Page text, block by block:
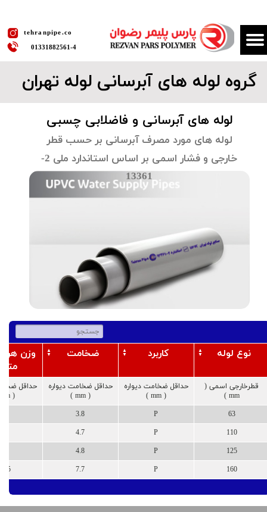
​tehranpipe.co
01331882561​​​​​​​-4
گروه لوله های آبرسانی​​​​​​​ لوله تهران
نوع لوله کاربرد
ضخامت
قطرخارجی اسمی (
mm )
حداقل ضخامت دیواره
( mm )
حداقل ضخامت دیواره
( mm )
حداقل
( mm )
63
P
3.8
110
P
4.7
125
P
4.8
160
P
7.7
لوله های آبرسانی و فاضلابی چسبی
لوله های مورد مصرف آبرسانی بر حسب قطر
خارجی و فشار اسمی بر اساس استاندارد ملی 2-
13361​​​​​​​